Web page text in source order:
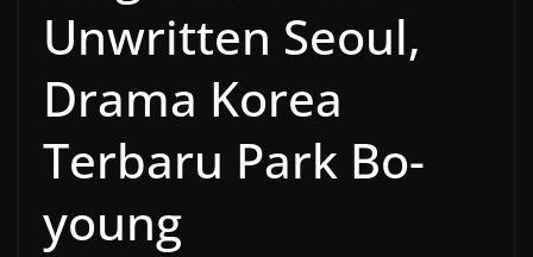
Unwritten Seoul,
Drama Korea
Terbaru Park Bo-
young